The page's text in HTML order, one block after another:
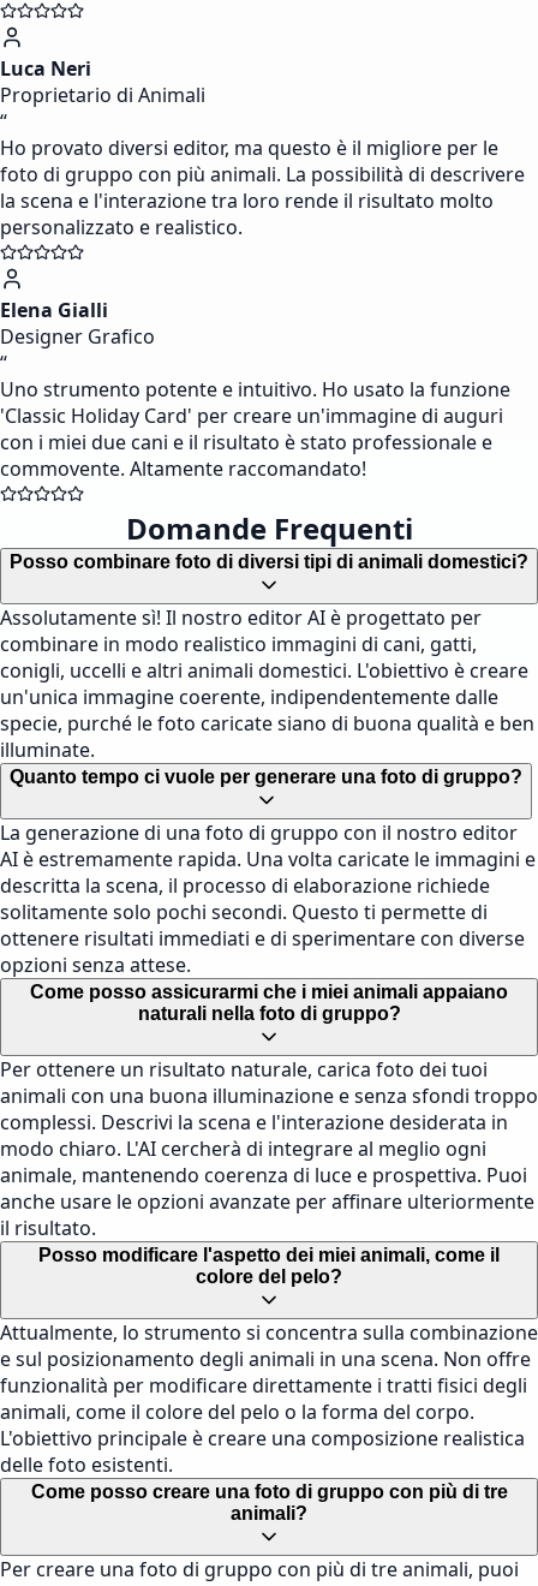
Luca Neri
Proprietario di Animali
“
Ho provato diversi editor, ma questo è il migliore per le
foto di gruppo con più animali. La possibilità di descrivere
la scena e l'interazione tra loro rende il risultato molto
personalizzato e realistico.
Elena Gialli
Designer Grafico
“
Uno strumento potente e intuitivo. Ho usato la funzione
'Classic Holiday Card' per creare un'immagine di auguri
con i miei due cani e il risultato è stato professionale e
commovente. Altamente raccomandato!
Domande Frequenti
Posso combinare foto di diversi tipi di animali domestici?
Assolutamente sì! Il nostro editor AI è progettato per
combinare in modo realistico immagini di cani, gatti,
conigli, uccelli e altri animali domestici. L'obiettivo è creare
un'unica immagine coerente, indipendentemente dalle
specie, purché le foto caricate siano di buona qualità e ben
illuminate.
Quanto tempo ci vuole per generare una foto di gruppo?
La generazione di una foto di gruppo con il nostro editor
AI è estremamente rapida. Una volta caricate le immagini e
descritta la scena, il processo di elaborazione richiede
solitamente solo pochi secondi. Questo ti permette di
ottenere risultati immediati e di sperimentare con diverse
opzioni senza attese.
Come posso assicurarmi che i miei animali appaiano
naturali nella foto di gruppo?
Per ottenere un risultato naturale, carica foto dei tuoi
animali con una buona illuminazione e senza sfondi troppo
complessi. Descrivi la scena e l'interazione desiderata in
modo chiaro. L'AI cercherà di integrare al meglio ogni
animale, mantenendo coerenza di luce e prospettiva. Puoi
anche usare le opzioni avanzate per affinare ulteriormente
il risultato.
Posso modificare l'aspetto dei miei animali, come il
colore del pelo?
Attualmente, lo strumento si concentra sulla combinazione
e sul posizionamento degli animali in una scena. Non offre
funzionalità per modificare direttamente i tratti fisici degli
animali, come il colore del pelo o la forma del corpo.
L'obiettivo principale è creare una composizione realistica
delle foto esistenti.
Come posso creare una foto di gruppo con più di tre
animali?
Per creare una foto di gruppo con più di tre animali, puoi